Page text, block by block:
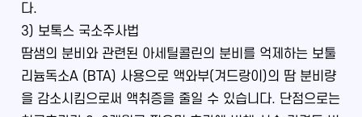
다.
3) 보톡스 국소주사법
땀샘의 분비와 관련된 아세틸콜린의 분비를 억제하는 보툴
리늄독소A (BTA) 사용으로 액와부(겨드랑이)의 땀 분비량
을 감소시킴으로써 액취증을 줄일 수 있습니다. 단점으로는